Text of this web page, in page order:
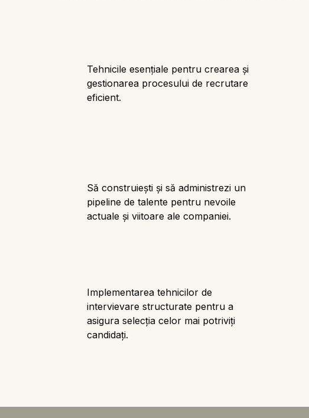
Tehnicile esențiale pentru crearea și
gestionarea procesului de recrutare
eficient.
Să construiești și să administrezi un
pipeline de talente pentru nevoile
actuale și viitoare ale companiei.
Implementarea tehnicilor de
intervievare structurate pentru a
asigura selecția celor mai potriviți
candidați.